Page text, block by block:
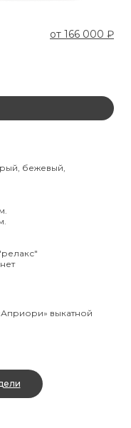
от 166 000 ₽
бежевый,
нет
выкатной